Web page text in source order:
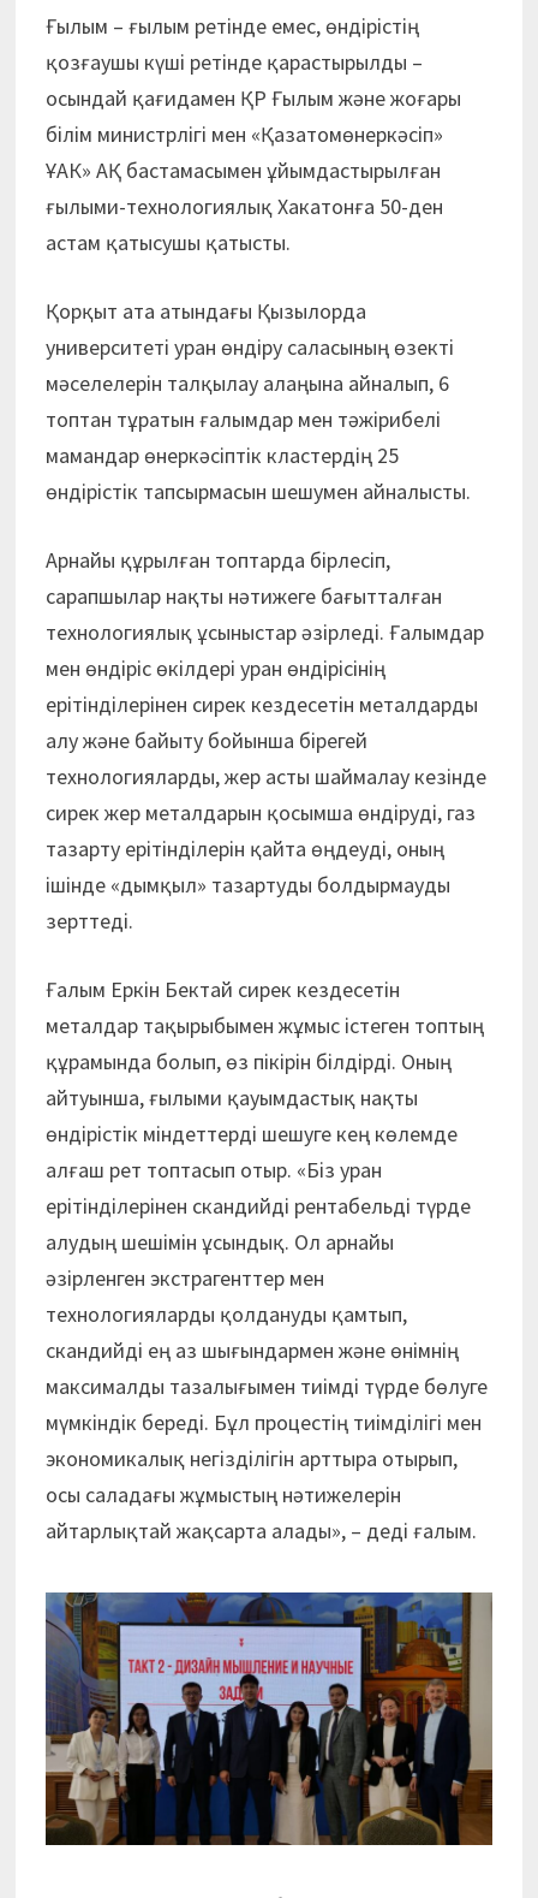
Ғылым – ғылым ретінде емес, өндірістің
қозғаушы күші ретінде қарастырылды –
осындай қағидамен ҚР Ғылым және жоғары
білім министрлігі мен «Қазатомөнеркәсіп»
ҰАК» АҚ бастамасымен ұйымдастырылған
ғылыми-технологиялық Хакатонға 50-ден
астам қатысушы қатысты.
Қорқыт ата атындағы Қызылорда
университеті уран өндіру саласының өзекті
мәселелерін талқылау алаңына айналып, 6
топтан тұратын ғалымдар мен тәжірибелі
мамандар өнеркәсіптік кластердің 25
өндірістік тапсырмасын шешумен айналысты.
Арнайы құрылған топтарда бірлесіп,
сарапшылар нақты нәтижеге бағытталған
технологиялық ұсыныстар әзірледі. Ғалымдар
мен өндіріс өкілдері уран өндірісінің
ерітінділерінен сирек кездесетін металдарды
алу және байыту бойынша бірегей
технологияларды, жер асты шаймалау кезінде
сирек жер металдарын қосымша өндіруді, газ
тазарту ерітінділерін қайта өңдеуді, оның
ішінде «дымқыл» тазартуды болдырмауды
зерттеді.
Ғалым Еркін Бектай сирек кездесетін
металдар тақырыбымен жұмыс істеген топтың
құрамында болып, өз пікірін білдірді. Оның
айтуынша, ғылыми қауымдастық нақты
өндірістік міндеттерді шешуге кең көлемде
алғаш рет топтасып отыр. «Біз уран
ерітінділерінен скандийді рентабельді түрде
алудың шешімін ұсындық. Ол арнайы
әзірленген экстрагенттер мен
технологияларды қолдануды қамтып,
скандийді ең аз шығындармен және өнімнің
максималды тазалығымен тиімді түрде бөлуге
мүмкіндік береді. Бұл процестің тиімділігі мен
экономикалық негізділігін арттыра отырып,
осы саладағы жұмыстың нәтижелерін
айтарлықтай жақсарта алады», – деді ғалым.